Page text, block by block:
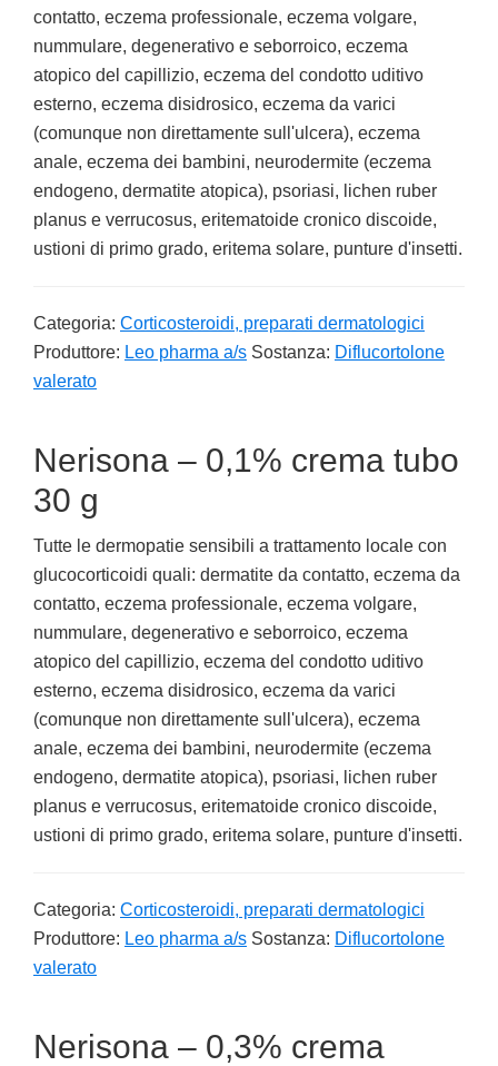
contatto, eczema professionale, eczema volgare,
nummulare, degenerativo e seborroico, eczema
atopico del capillizio, eczema del condotto uditivo
esterno, eczema disidrosico, eczema da varici
(comunque non direttamente sull'ulcera), eczema
anale, eczema dei bambini, neurodermite (eczema
endogeno, dermatite atopica), psoriasi, lichen ruber
planus e verrucosus, eritematoide cronico discoide,
ustioni di primo grado, eritema solare, punture d'insetti.
Categoria: Corticosteroidi, preparati dermatologici
Produttore: Leo pharma a/s Sostanza: Diflucortolone
valerato
Nerisona – 0,1% crema tubo
30 g
Tutte le dermopatie sensibili a trattamento locale con
glucocorticoidi quali: dermatite da contatto, eczema da
contatto, eczema professionale, eczema volgare,
nummulare, degenerativo e seborroico, eczema
atopico del capillizio, eczema del condotto uditivo
esterno, eczema disidrosico, eczema da varici
(comunque non direttamente sull'ulcera), eczema
anale, eczema dei bambini, neurodermite (eczema
endogeno, dermatite atopica), psoriasi, lichen ruber
planus e verrucosus, eritematoide cronico discoide,
ustioni di primo grado, eritema solare, punture d'insetti.
Categoria: Corticosteroidi, preparati dermatologici
Produttore: Leo pharma a/s Sostanza: Diflucortolone
valerato
Nerisona – 0,3% crema